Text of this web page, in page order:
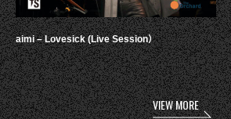
aimi – Lovesick (Live Session）
VIEW MORE